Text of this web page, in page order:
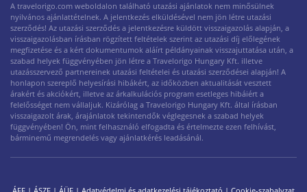
A travelorigo.com weboldalon található utazási ajánlatok nem minősülnek
nyilvános ajánlattételnek. A jelentkezés elküldésével nem jön létre utazási
szerződés! Az utazási szerződés a jelentkezésre küldött visszaigazolás alapján, a
visszaigazolásban írásban rögzített feltételek szerint az utazási díj előlegének
megfizetése és a kért dokumentumok aláírt példányainak visszajuttatása után, a
szabad helyek függvényében jön létre a Travelorigo Hungary Kft. illetve
utazásszervező partnereinek utazási feltételei és utazási szerződései alapján! A
honlapon szereplő helyesírási hibákért, az időközben aktualitását vesztett
árakért és akciókért, illetve az árkalkulációs program esetleges hibáiért a
felelősséget nem vállaljuk. Kizárólag a Travelorigo Hungary Kft. által írásban
visszaigazolt árak, árajánlatok tekintendők véglegesnek a szabad helyek
függvényében! Ön, mint felhasználó elfogadta és értelmezte ezen felhívást,
bárminemű megrendelés vagy ajánlatkérés leadásánál.